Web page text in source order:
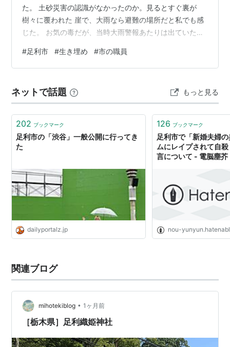
」→野州山辺…太田…伊勢崎
た。 土砂災害の認識がなかったのか。見るとすぐ裏が
樹々に覆われた 崖で、大雨なら避難の場所だと私でも感
じた。 お気の毒だが、当時大雨警報あたりは出ていたと
#足利市 #生き埋め #市の職員
ネットで話題 もっと見る
202 ブックマーク
足利市の「渋谷」一般公開に行ってき
た
dailyportalz.jp
126 ブックマーク
足利市で「新婚夫婦
ムにレイプされて自
言について - 電脳塵芥
nou-
関連ブログ
mihotekiblog • 1ヶ月前
［栃木県］足利織姫神社